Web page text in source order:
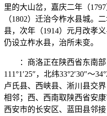
里的大山岔，嘉庆二年（
（1802）迁治今柞水县城。
县，次年（1914）元月改孝
仍设立柞水县，治所未变。
：商洛正在陕西省东南部
111°1′25″，北纬33°2′30″～
卢氏县、西峡县、淅川县交
相邻；西、西南取陕西省安
西安市的长安区、蓝田县邻